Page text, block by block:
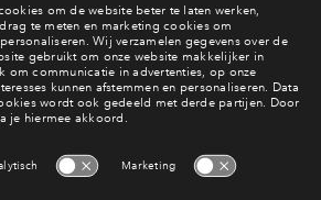
het kopen van een woning
Meld je dan snel aan